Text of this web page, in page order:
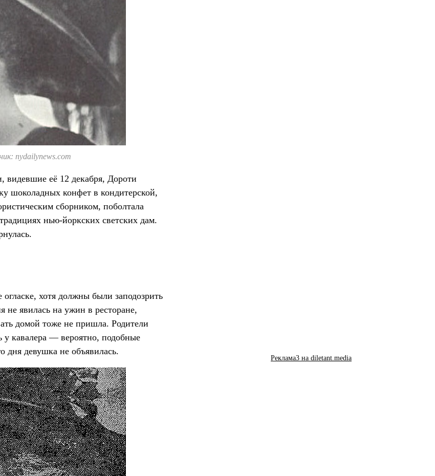
nydailynews.com
видевшие её 12 декабря, Дороти
шоколадных конфет в кондитерской,
сборником, поболтала
нью-йоркских светских дам.
хотя должны были заподозрить
не явилась на ужин в ресторане,
домой тоже не пришла. Родители
у кавалера — вероятно, подобные
дня девушка не объявилась.
Реклама3 на diletant.media